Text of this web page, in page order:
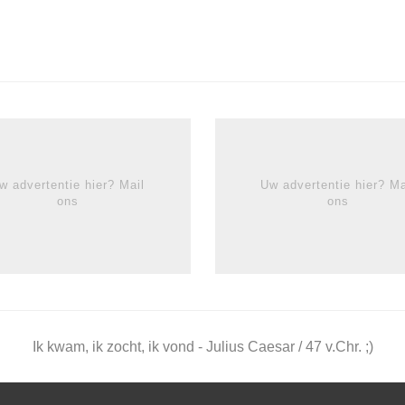
advertentie hier? Mail
ons
Uw advertentie hier?
ons
Ik kwam, ik zocht, ik vond - Julius Caesar / 47 v.Chr. ;)